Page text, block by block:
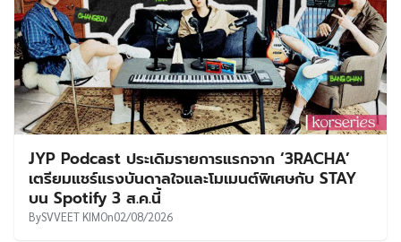
JYP Podcast ประเดิมรายการแรกจาก ‘3RACHA’
เตรียมแชร์แรงบันดาลใจและโมเมนต์พิเศษกับ STAY
บน Spotify 3 ส.ค.นี้
BySVVEET KIMOn02/08/2026